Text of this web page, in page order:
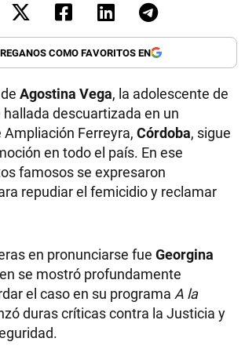
COMO FAVORITOS EN
Agostina Vega, la adolescente de
descuartizada en un
Ferreyra, Córdoba, sigue
en todo el país. En ese
famosos se expresaron
repudiar el femicidio y reclamar
en pronunciarse fue Georgina
se mostró profundamente
el caso en su programa A la
duras críticas contra la Justicia y